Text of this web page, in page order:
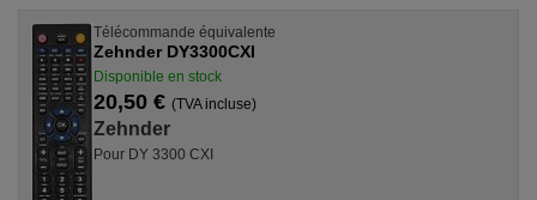
Télécommande équivalente
Zehnder DY3300CXI
Disponible en stock
20,50 € (TVA incluse)
Zehnder
Pour DY 3300 CXI